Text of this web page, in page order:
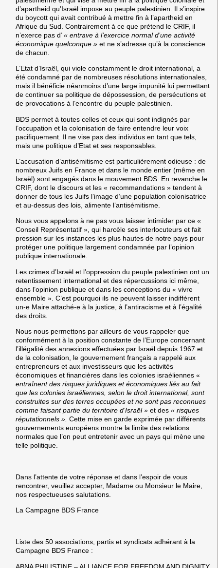
d’apartheid qu’Israël impose au peuple palestinien. Il s’inspire
du boycott qui avait contribué à mettre fin à l’apartheid en
Afrique du Sud. Contrairement à ce que prétend le CRIF, il
n’exerce pas d’« entrave à l’exercice normal d’une activité
économique quelconque » et ne s’adresse qu’à la conscience
de chacun.
L’Etat d’Israël, qui viole constamment le droit international, a
été condamné par de nombreuses résolutions internationales,
mais il bénéficie néanmoins d’une large impunité lui permettant
de continuer sa politique de dépossession, de persécutions et
de provocations à l’encontre du peuple palestinien.
BDS permet à toutes celles et ceux qui sont indignés par
l’occupation et la colonisation de faire entendre leur voix
pacifiquement. Il ne vise pas des individus en tant que tels,
mais une politique d’Etat et ses responsables.
L’accusation d’antisémitisme est particulièrement odieuse : de
nombreux Juifs en France et dans le monde entier (même en
Israël) sont engagés dans le mouvement BDS. En revanche le
CRIF, dont le discours et les « recommandations » tendent à
donner de tous les Juifs l’image d’une population colonisatrice
et au-dessus des lois, alimente l’antisémitisme.
Nous vous appelons à ne pas vous laisser intimider par ce «
Conseil Représentatif », qui harcèle ses interlocuteurs et fait
pression sur les instances les plus hautes de notre pays pour
protéger une politique largement condamnée par l’opinion
publique internationale.
Les crimes d’Israël et l’oppression du peuple palestinien ont un
retentissement international et des répercussions ici même,
dans l’opinion publique et dans les conceptions du « vivre
ensemble ». C’est pourquoi ils ne peuvent laisser indifférent
un-e Maire attaché-e à la justice, à l’antiracisme et à l’égalité
des droits.
Nous nous permettons par ailleurs de vous rappeler que
conformément à la position constante de l’Europe concernant
l’illégalité des annexions effectuées par Israël depuis 1967 et
de la colonisation, le gouvernement français a rappelé aux
entrepreneurs et aux investisseurs que les activités
économiques et financières dans les colonies israéliennes «
entraînent des risques juridiques et économiques liés au fait
que les colonies israéliennes, selon le droit international, sont
construites sur des terres occupées et ne sont pas reconnues
comme faisant partie du territoire d’Israël » et des « risques
réputationnels ». Cette mise en garde exprimée par différents
gouvernements européens montre la limite des relations
normales que l’on peut entretenir avec un pays qui mène une
telle politique.
Dans l’attente de votre réponse et dans l’espoir de vous
rencontrer, veuillez accepter, Madame ou Monsieur le Maire,
nos respectueuses salutations.
La Campagne BDS France
Liste des 50 associations, partis et syndicats adhérant à la
Campagne BDS France :
ABNA PHILISTINE – ALLIANCE FOR FREEDOM AND DIGNITY